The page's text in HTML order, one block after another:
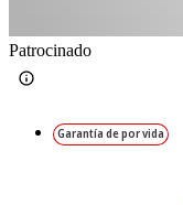
Patrocinado
Garantía de por vida